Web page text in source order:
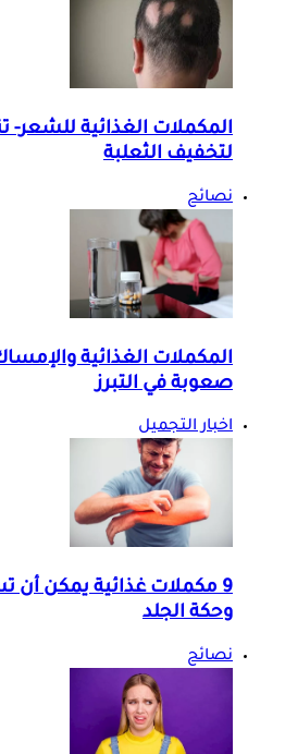
المكملات الغذائية للشعر-
لتخفيف الثعلبة
نصائح
صعوبة في التبرز
اخبار التجميل
9 مكملات غذائية يمكن
وحكة الجلد
نصائح